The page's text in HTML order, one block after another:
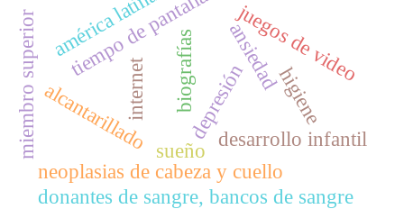
biografías juegos de video
ansiedad
depresióndesarrollo infantil
internet
sueño
tiempo de pantalla
neoplasias de cabeza y cuello
américa latina
donantes de sangre, bancos de sangre
alcantarillado higiene
miembro superior